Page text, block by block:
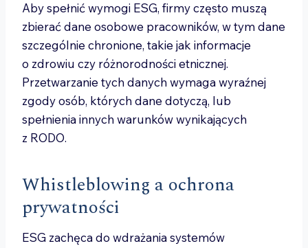
Aby spełnić wymogi ESG, firmy często muszą
zbierać dane osobowe pracowników, w tym dane
szczególnie chronione, takie jak informacje
o zdrowiu czy różnorodności etnicznej.
Przetwarzanie tych danych wymaga wyraźnej
zgody osób, których dane dotyczą, lub
spełnienia innych warunków wynikających
z RODO.
Whistleblowing a ochrona
prywatności
ESG zachęca do wdrażania systemów